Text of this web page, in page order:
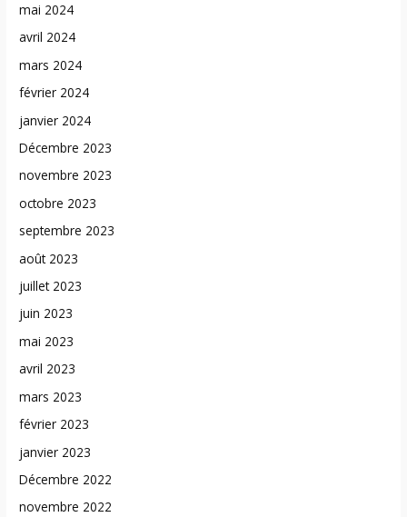
mai 2024
avril 2024
mars 2024
février 2024
janvier 2024
Décembre 2023
novembre 2023
octobre 2023
septembre 2023
août 2023
juillet 2023
juin 2023
mai 2023
avril 2023
mars 2023
février 2023
janvier 2023
Décembre 2022
novembre 2022